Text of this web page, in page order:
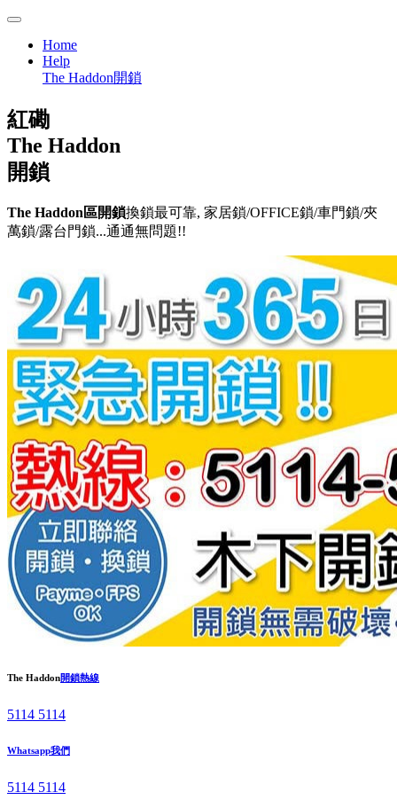
Home
Help
The Haddon開鎖
紅磡
The Haddon
開鎖
The Haddon區開鎖換鎖最可靠, 家居鎖/OFFICE鎖/車門鎖/夾
萬鎖/露台門鎖...通通無問題!!
The Haddon開鎖熱線
5114 5114
Whatsapp我們
5114 5114